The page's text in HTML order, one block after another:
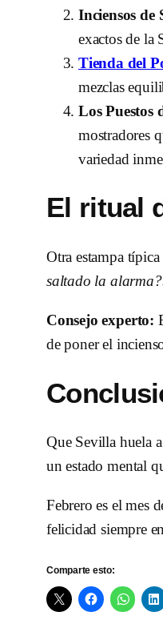
Inciensos de
exactos de la
Tienda del
mezclas
Los Puestos
mostradores
variedad
El ritual
Otra estampa
saltado la
Consejo experto:
de poner el
Que Sevilla huela
un estado mental
Febrero es el mes
felicidad siempre
Comparte esto: